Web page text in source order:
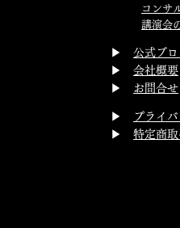
コンサ
講演会
▶ 公式ブ
▶ 会社概要
▶
お問合せ
▶
プライ
▶ 特定商